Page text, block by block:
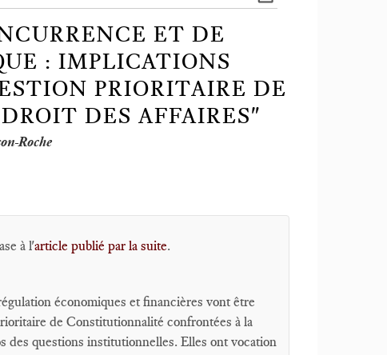
ET DE
: IMPLICATIONS
PRIORITAIRE DE
DES AFFAIRES"
Roche
à l'article publié par la suite.
économiques et financières vont être
de Constitutionnalité confrontées à la
des questions institutionnelles. Elles ont vocation